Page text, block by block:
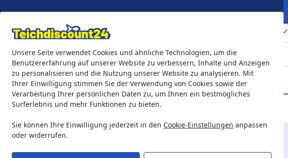
Unsere Seite verwendet Cookies und ähnliche Technologien, um die
Benutzererfahrung auf unserer Website zu verbessern, Inhalte und Anzeigen
zu personalisieren und die Nutzung unserer Website zu analysieren. Mit
Ihrer Einwilligung stimmen Sie der Verwendung von Cookies sowie der
Verarbeitung Ihrer persönlichen Daten zu, um Ihnen ein bestmögliches
Surferlebnis und mehr Funktionen zu bieten.
Sie können Ihre Einwilligung jederzeit in den Cookie-Einstellungen anpassen
oder widerrufen.
Eigene Montage-Teams
Teichprodukte Aquaristik Söll Teichpflege & Fischfutter
Oase Ersatzteil Halter Innendeckel für BioTec Premium 80000 (40071)